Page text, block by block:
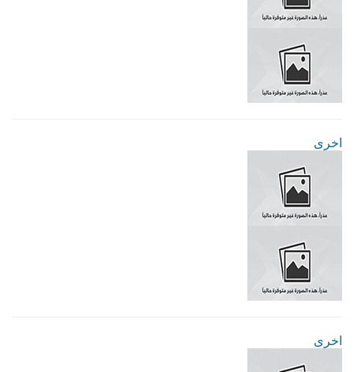
اخرى
اخرى